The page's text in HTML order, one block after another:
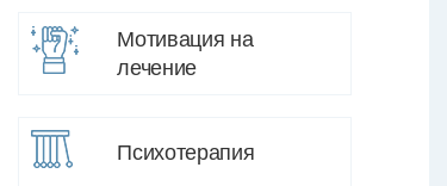
Мотивация на
лечение
Психотерапия